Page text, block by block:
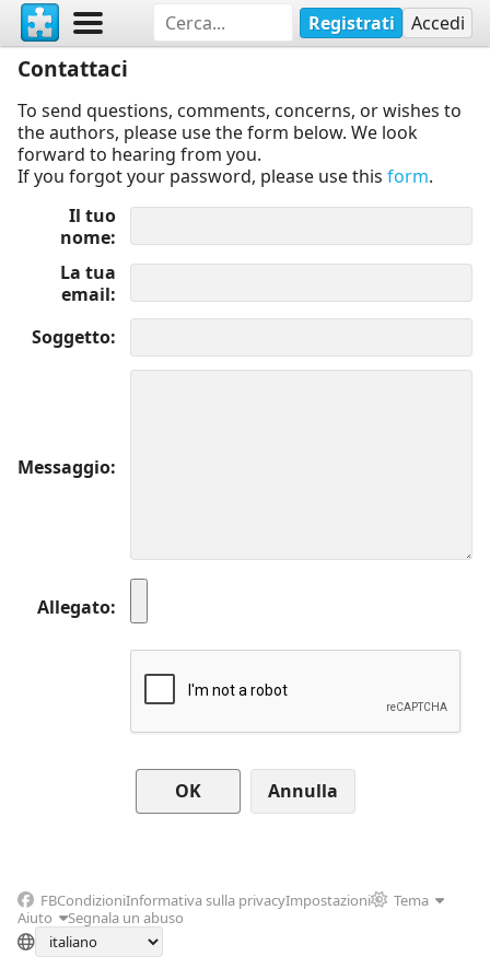
Registrati Accedi
Contattaci
To send questions, comments, concerns, or wishes to
the authors, please use the form below. We look
forward to hearing from you.
If you forgot your password, please use this form.
Il tuo
nome
La tua
email
Soggetto
Messaggio
Allegato
Annulla
FBCondizioniInformativa sulla privacyImpostazioni
Tema
Aiuto
Segnala un abuso